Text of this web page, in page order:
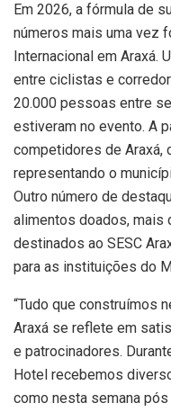
Em 2026, a fórmula de
números mais uma vez
Internacional em Araxá.
entre ciclistas e
20.000 pessoas entre
estiveram no evento. A
competidores de Araxá,
representando o
Outro número de
alimentos doados, mais
destinados ao SESC
para as instituições do
“Tudo que construímos
Araxá se reflete em
e patrocinadores.
Hotel recebemos
como nesta semana